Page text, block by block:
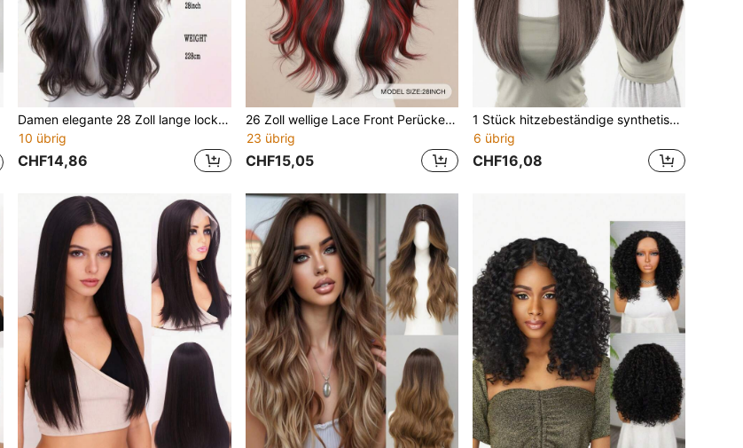
Damen elegante 28 Zoll lange lockige synthetische Perücke mit Pony in bräunlichschwarz, natürlich aussehende Perücke für den täglichen Gebrauch
10 übrig
CHF14,86
26 Zoll wellige Lace Front Perücke für Frauen, schwarz mit roten Highlights, Mittelscheitel Pony, hitzeresistente synthetische lockige Perücke, geeignet für alltäglichen Gebrauch, Party, Weihnachts-Cosplay
23 übrig
CHF15,05
1 Stück hitzebeständige synthetische Perücke, braun/rot/weiß, Mittelscheitel Pony, 26 Inch lang, vollständig maschinell gewebte, natürlich aussehende Perücke für den täglichen Gebrauch
6 übrig
CHF16,08